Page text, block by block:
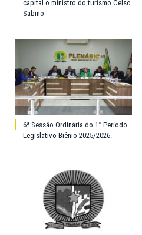
capital o ministro do turismo Celso
Sabino
6ª Sessão Ordinária do 1° Período
Legislativo Biênio 2025/2026.